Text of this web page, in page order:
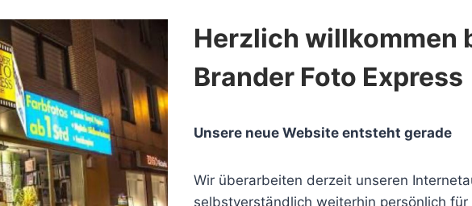
Herzlich willkommen
Brander Foto Express
Unsere neue Website entsteht gerade
Wir überarbeiten derzeit unseren
selbstverständlich weiterhin persönlich für